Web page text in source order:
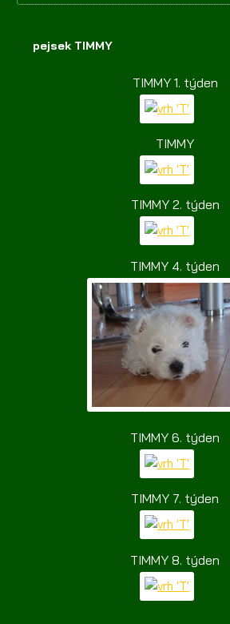
pejsek TIMMY
TIMMY 1. týden
TIMMY
TIMMY 2. týden
TIMMY 4. týden
TIMMY 6. týden
TIMMY 7. týden
TIMMY 8. týden